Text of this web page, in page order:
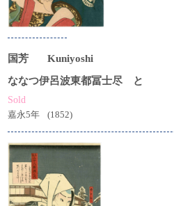
国芳
Kuniyoshi
ななつ伊呂波東都冨士尽 と
Sold
嘉永5年
(1852)